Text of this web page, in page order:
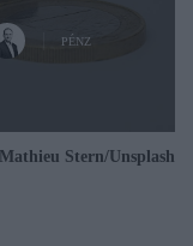
PÉNZ
Mathieu Stern/Unsplash